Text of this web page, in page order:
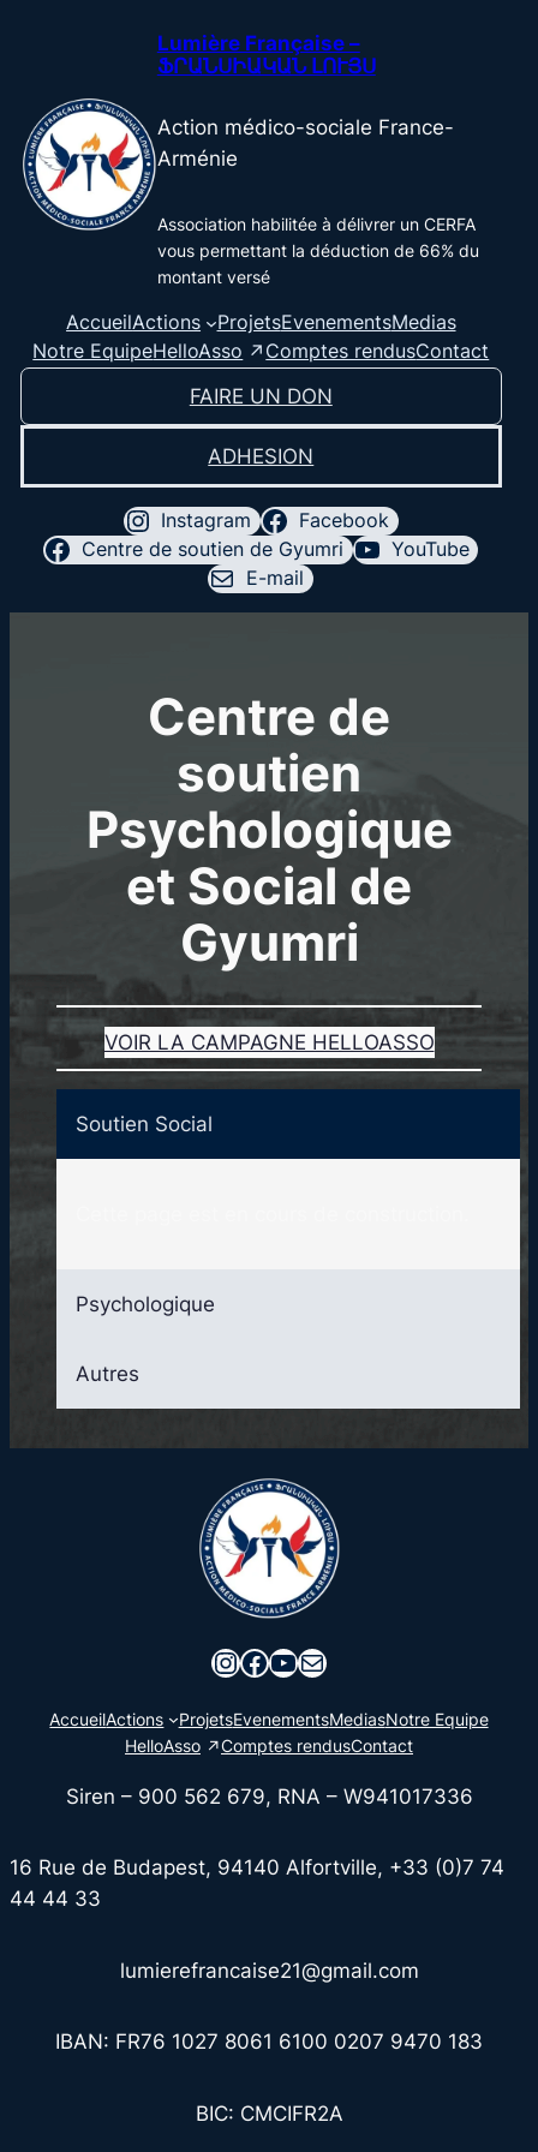
contenu
Lumière Française –
ՖՐԱՆՍԻԱԿԱՆ ԼՈՒՅՍ
Action médico-sociale France-
Arménie
Association habilitée à délivrer un CERFA
vous permettant la déduction de 66% du
montant versé
AccueilActions ProjetsEvenementsMedias
Notre EquipeHelloAsso Comptes rendusContact
FAIRE UN DON
ADHESION
Instagram
Facebook
Centre de soutien de Gyumri
YouTube
E-mail
Centre de
soutien
Psychologique
et Social de
Gyumri
VOIR LA CAMPAGNE HELLOASSO
Soutien Social
Psychologique
Autres
Instagram
Facebook
YouTube
E-mail
AccueilActions ProjetsEvenementsMediasNotre Equipe
HelloAsso
Comptes rendusContact
Siren – 900 562 679, RNA – W941017336
16 Rue de Budapest, 94140 Alfortville, +33 (0)7 74
44 44 33
lumierefrancaise21@gmail.com
IBAN: FR76 1027 8061 6100 0207 9470 183
BIC: CMCIFR2A